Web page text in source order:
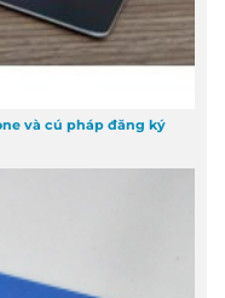
và cú pháp đăng ký